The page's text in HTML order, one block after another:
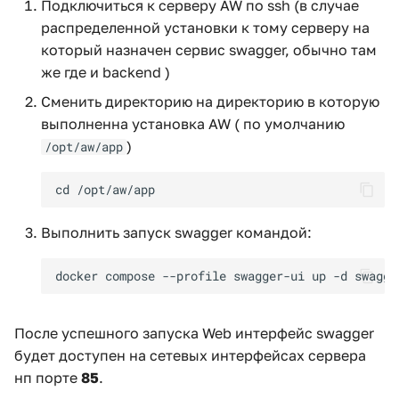
Подключиться к серверу AW по ssh (в случае
распределенной установки к тому серверу на
который назначен сервис swagger, обычно там
же где и backend )
Сменить директорию на директорию в которую
выполненна установка AW ( по умолчанию
/opt/aw/app )
Выполнить запуск swagger командой:
После успешного запуска Web интерфейс swagger
будет доступен на сетевых интерфейсах сервера
нп порте 85.